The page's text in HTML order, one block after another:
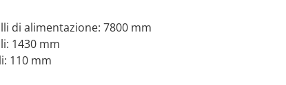
di alimentazione: 7800 mm
1430 mm
110 mm